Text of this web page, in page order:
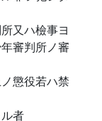
又ハ檢事ヨ
審判所ノ審
懲役若ハ禁
者